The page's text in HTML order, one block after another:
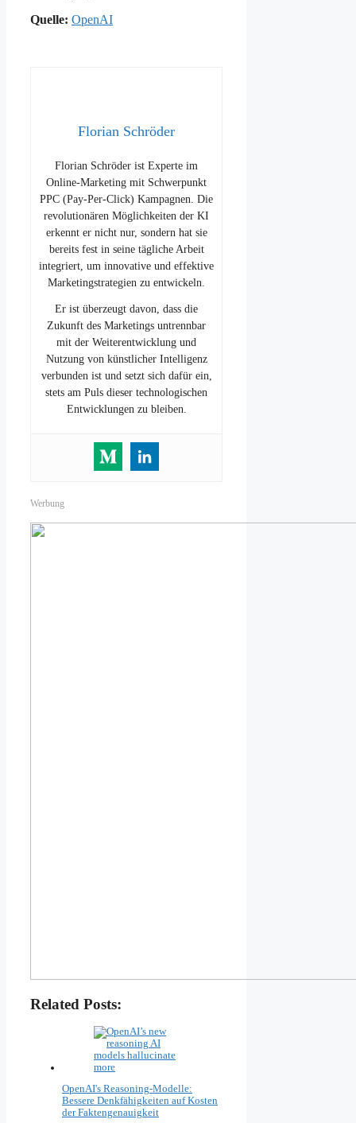
Quelle: OpenAI
Florian Schröder
Florian Schröder ist Experte im
Online-Marketing mit Schwerpunkt
PPC (Pay-Per-Click) Kampagnen. Die
revolutionären Möglichkeiten der KI
erkennt er nicht nur, sondern hat sie
bereits fest in seine tägliche Arbeit
integriert, um innovative und effektive
Marketingstrategien zu entwickeln.
Er ist überzeugt davon, dass die
Zukunft des Marketings untrennbar
mit der Weiterentwicklung und
Nutzung von künstlicher Intelligenz
verbunden ist und setzt sich dafür ein,
stets am Puls dieser technologischen
Entwicklungen zu bleiben.
Werbung
Related Posts:
OpenAI's Reasoning-Modelle:
Bessere Denkfähigkeiten auf Kosten
der Faktengenauigkeit